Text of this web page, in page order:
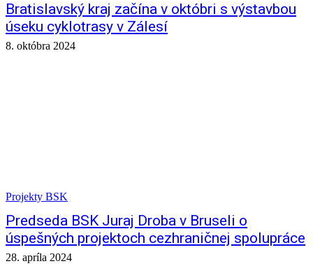
Bratislavský kraj začína v októbri s výstavbou
úseku cyklotrasy v Zálesí
8. októbra 2024
Projekty BSK
Predseda BSK Juraj Droba v Bruseli o
úspešných projektoch cezhraničnej spolupráce
28. apríla 2024